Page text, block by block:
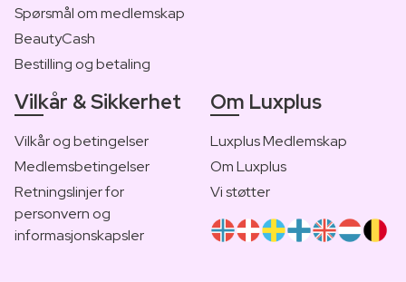
Spørsmål om medlemskap
BeautyCash
Bestilling og betaling
Vilkår & Sikkerhet
Vilkår og betingelser
Medlemsbetingelser
Retningslinjer for
personvern og
informasjonskapsler
Om Luxplus
Luxplus Medlemskap
Om Luxplus
Vi støtter